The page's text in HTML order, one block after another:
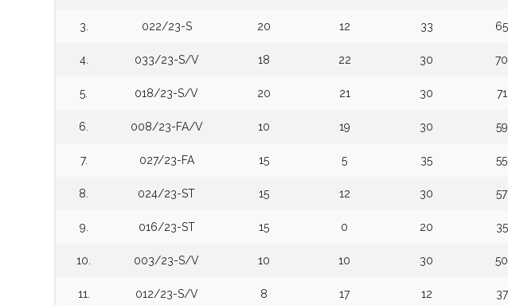
3. 022/23-S 20 12 33 65
4. 033/23-S/V 18 22 30 70
5. 018/23-S/V 20 21 30 71
6. 008/23-FA/V 10 19 30 59
7. 027/23-FA 15 5 35 55
8. 024/23-ST 15 12 30 57
9. 016/23-ST 15 0 20 35
10. 003/23-S/V 10 10 30 50
11. 012/23-S/V 8 17 12 37